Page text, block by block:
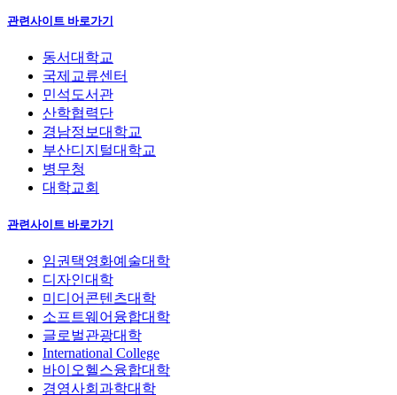
관련사이트 바로가기
동서대학교
국제교류센터
민석도서관
산학협력단
경남정보대학교
부산디지털대학교
병무청
대학교회
관련사이트 바로가기
임권택영화예술대학
디자인대학
미디어콘텐츠대학
소프트웨어융합대학
글로벌관광대학
International College
바이오헬스융합대학
경영사회과학대학